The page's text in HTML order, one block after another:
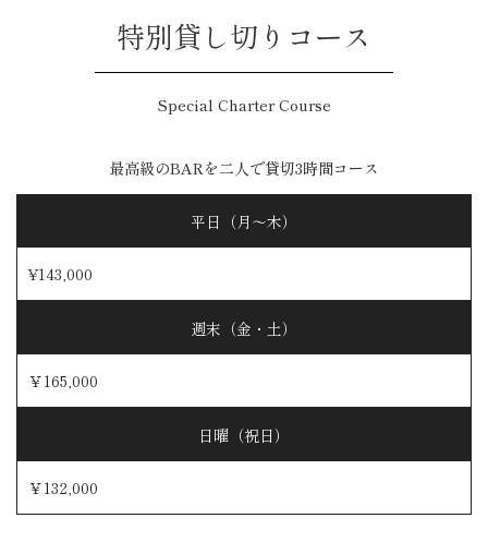
特別貸し切りコース
Special Charter Course
最高級のBARを二人で貸切3時間コース
平日（月～木）
¥143,000
週末（金・土）
￥165,000
日曜（祝日）
￥132,000